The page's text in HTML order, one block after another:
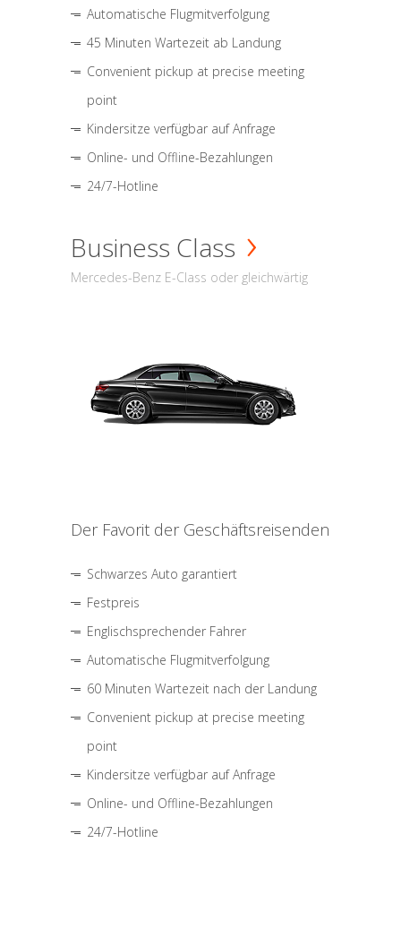
Automatische Flugmitverfolgung
45 Minuten Wartezeit ab Landung
Convenient pickup at precise meeting
point
Kindersitze verfügbar auf Anfrage
Online- und Offline-Bezahlungen
24/7-Hotline
Business Class
Mercedes-Benz E-Class oder gleichwärtig
Der Favorit der Geschäftsreisenden
Schwarzes Auto garantiert
Festpreis
Englischsprechender Fahrer
Automatische Flugmitverfolgung
60 Minuten Wartezeit nach der Landung
Convenient pickup at precise meeting
point
Kindersitze verfügbar auf Anfrage
Online- und Offline-Bezahlungen
24/7-Hotline